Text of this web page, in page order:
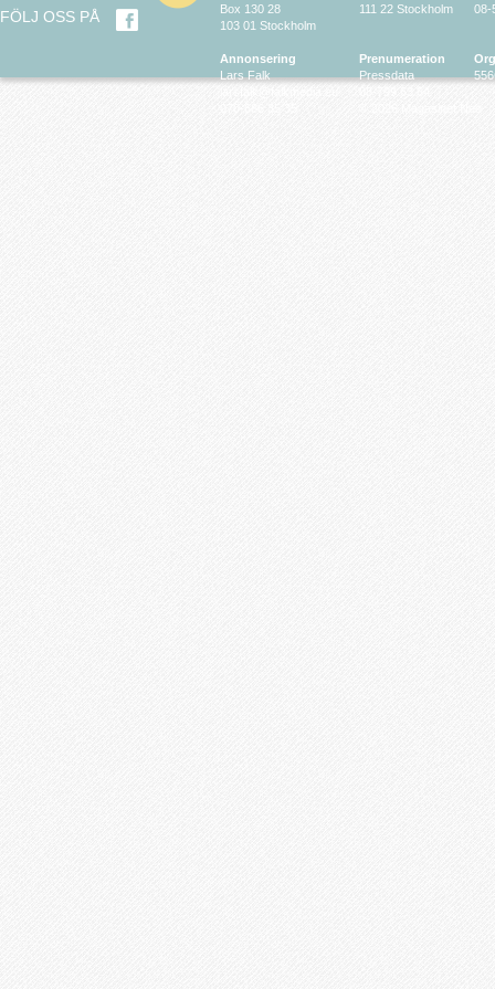
FÖLJ OSS PÅ
Box 130 28
103 01 Stockholm
Annonsering
Lars Falk
111 22 Stockholm
Prenumeration
Pressdata
08-